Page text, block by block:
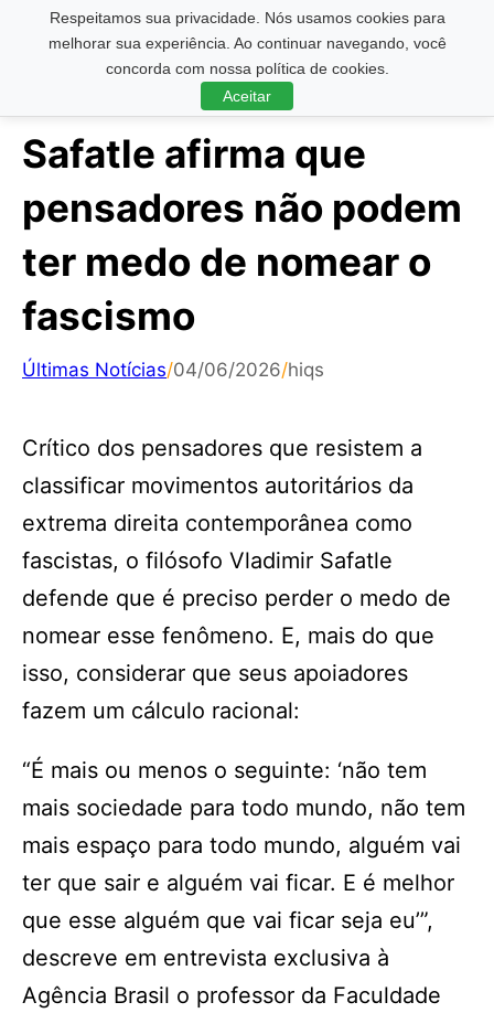
Respeitamos sua privacidade. Nós usamos cookies para
melhorar sua experiência. Ao continuar navegando, você
concorda com nossa política de cookies.
Aceitar
Pesquisar ...
Safatle afirma que
pensadores não podem
ter medo de nomear o
fascismo
Últimas Notícias/04/06/2026/hiqs
Crítico dos pensadores que resistem a
classificar movimentos autoritários da
extrema direita contemporânea como
fascistas, o filósofo Vladimir Safatle
defende que é preciso perder o medo de
nomear esse fenômeno. E, mais do que
isso, considerar que seus apoiadores
fazem um cálculo racional:
“É mais ou menos o seguinte: ‘não tem
mais sociedade para todo mundo, não tem
mais espaço para todo mundo, alguém vai
ter que sair e alguém vai ficar. E é melhor
que esse alguém que vai ficar seja eu’”,
descreve em entrevista exclusiva à
Agência Brasil o professor da Faculdade